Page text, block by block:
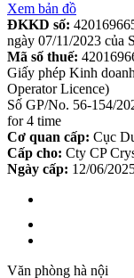
Xem bản đồ
ĐKKD số:
ngày 07/11/2023 của
Mã số thuế:
Giấy phép Kinh
Operator Licence)
Số GP/No. 56-154/
for 4 time
Cơ quan cấp: Cục
Cấp cho: Cty CP
Ngày cấp: 12/06/
Văn phòng hà nội